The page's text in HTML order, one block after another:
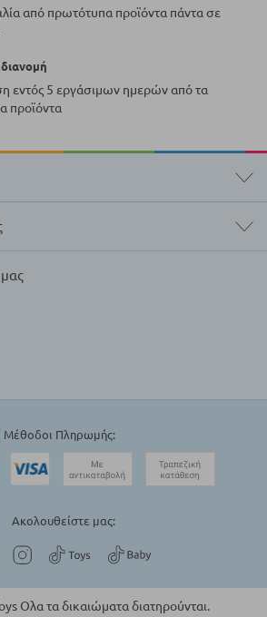
από πρωτότυπα προϊόντα πάντα σε
εντός 5 εργάσιμων ημερών από τα
προϊόντα
Μέθοδοι Πληρωμής:
Ακολουθείστε μας:
Ολα τα δικαιώματα διατηρούνται.